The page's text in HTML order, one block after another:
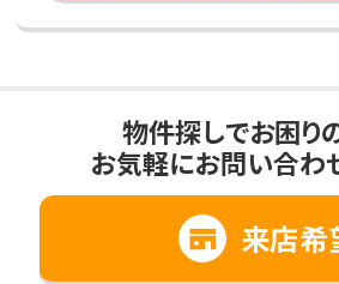
物件探しでお困り
お気軽にお問い合わ
来店希